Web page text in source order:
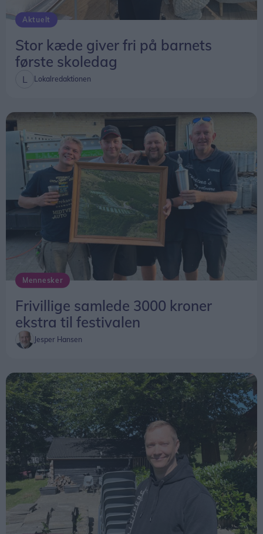
Aktuelt
Stor kæde giver fri på barnets
første skoledag
Lokalredaktionen
Mennesker
Frivillige samlede 3000 kroner
ekstra til festivalen
Jesper Hansen